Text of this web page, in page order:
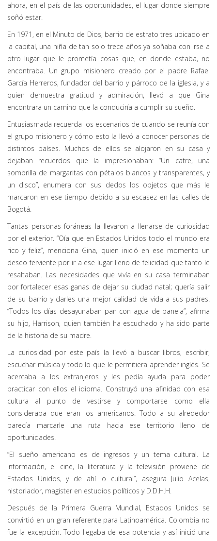
ahora, en el país de las oportunidades, el lugar donde siempre
soñó estar.
En 1971, en el Minuto de Dios, barrio de estrato tres ubicado en
la capital, una niña de tan solo trece años ya soñaba con irse a
otro lugar que le prometía cosas que, en donde estaba, no
encontraba. Un grupo misionero creado por el padre Rafael
García Herreros, fundador del barrio y párroco de la iglesia, y a
quien demuestra gratitud y admiración, llevó a que Gina
encontrara un camino que la conduciría a cumplir su sueño.
Entusiasmada recuerda los escenarios de cuando se reunía con
el grupo misionero y cómo esto la llevó a conocer personas de
distintos países. Muchos de ellos se alojaron en su casa y
dejaban recuerdos que la impresionaban: “Un catre, una
sombrilla de margaritas con pétalos blancos y transparentes, y
un disco”, enumera con sus dedos los objetos que más le
marcaron en ese tiempo debido a su escasez en las calles de
Bogotá.
Tantas personas foráneas la llevaron a llenarse de curiosidad
por el exterior. “Oía que en Estados Unidos todo el mundo era
rico y feliz”, menciona Gina, quien inició en ese momento un
deseo ferviente por ir a ese lugar lleno de felicidad que tanto le
resaltaban. Las necesidades que vivía en su casa terminaban
por fortalecer esas ganas de dejar su ciudad natal; quería salir
de su barrio y darles una mejor calidad de vida a sus padres.
“Todos los días desayunaban pan con agua de panela”, afirma
su hijo, Harrison, quien también ha escuchado y ha sido parte
de la historia de su madre.
La curiosidad por este país la llevó a buscar libros, escribir,
escuchar música y todo lo que le permitiera aprender inglés. Se
acercaba a los extranjeros y les pedía ayuda para poder
practicar con ellos el idioma. Construyó una afinidad con esa
cultura al punto de vestirse y comportarse como ella
consideraba que eran los americanos. Todo a su alrededor
parecía marcarle una ruta hacia ese territorio lleno de
oportunidades.
“El sueño americano es de ingresos y un tema cultural. La
información, el cine, la literatura y la televisión proviene de
Estados Unidos, y de ahí lo cultural”, asegura Julio Acelas,
historiador, magister en estudios políticos y D.D.H.H.
Después de la Primera Guerra Mundial, Estados Unidos se
convirtió en un gran referente para Latinoamérica. Colombia no
fue la excepción. Todo llegaba de esa potencia y así inició una